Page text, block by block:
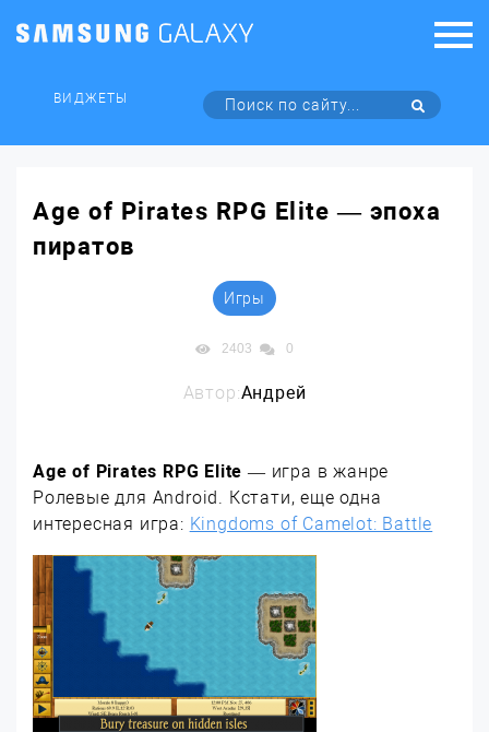
ВИДЖЕТЫ
Age of Pirates RPG Elite — эпоха
пиратов
Игры
2403 0
Автор:Андрей
Age of Pirates RPG Elite — игра в жанре
Ролевые для Android. Кстати, еще одна
интересная игра: Kingdoms of Camelot: Battle